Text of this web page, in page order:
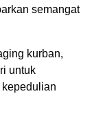
semangat
kurban,
untuk